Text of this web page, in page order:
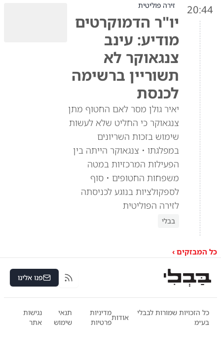
20:44 זירה פוליטית
יו"ר הדמוקרטים
מודיע: עינב
צנגאוקר לא
תשוריין ברשימה
לכנסת
יאיר גולן מסר לאם החטוף מתן
צנגאוקר כי החליט שלא לעשות
שימוש בזכות השריונים
במפלגתו • צנגאוקר הייתה בין
הפעילות המרכזיות במטה
משפחות החטופים • סוף
לספקולציות בנוגע לכניסתה
לזירה הפוליטית
בבלי
כל המבזקים ›
RSS פנו אלינו
כל הזכויות שמורות לבבלי
בע״מ
אודות
מדיניות
פרטיות
תנאי
שימוש
נגישות
אתר